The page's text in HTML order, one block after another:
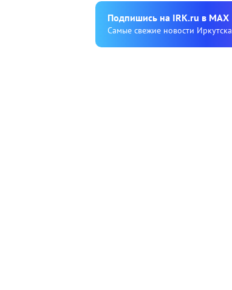
Подпишиcь на IRK.ru в MAX
Cамые свежие новости Иркутска